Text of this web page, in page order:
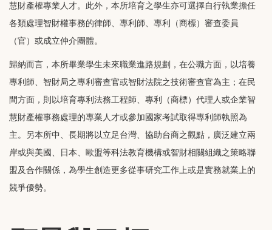
慧財產權專業人才。此外，本所培育之學生亦可選擇自行執業擔任
各類處理智財權事務的律師、專利師、專利（商標）審查委員
（官）或成立仲介團體。
歸納而言，本所畢業學生未來職業進路規劃，在公職方面，以培養
專利師、智財局之專利審查官或智財法院之技術審查官為主；在民
間方面，則以培育專利法務工程師、專利（商標）代理人或企業智
慧財產權事務處理的專業人才或參加國家考試取得專利師執照為
主。另本所中、長期將以立足台灣、協助台商之觀點，廣泛建立兩
岸或與美國、日本、歐盟等科法教育機構或智財相關組織之策略聯
盟及合作關係，為學生創造更多從事研究工作上或是實務就業上的
競爭優勢。